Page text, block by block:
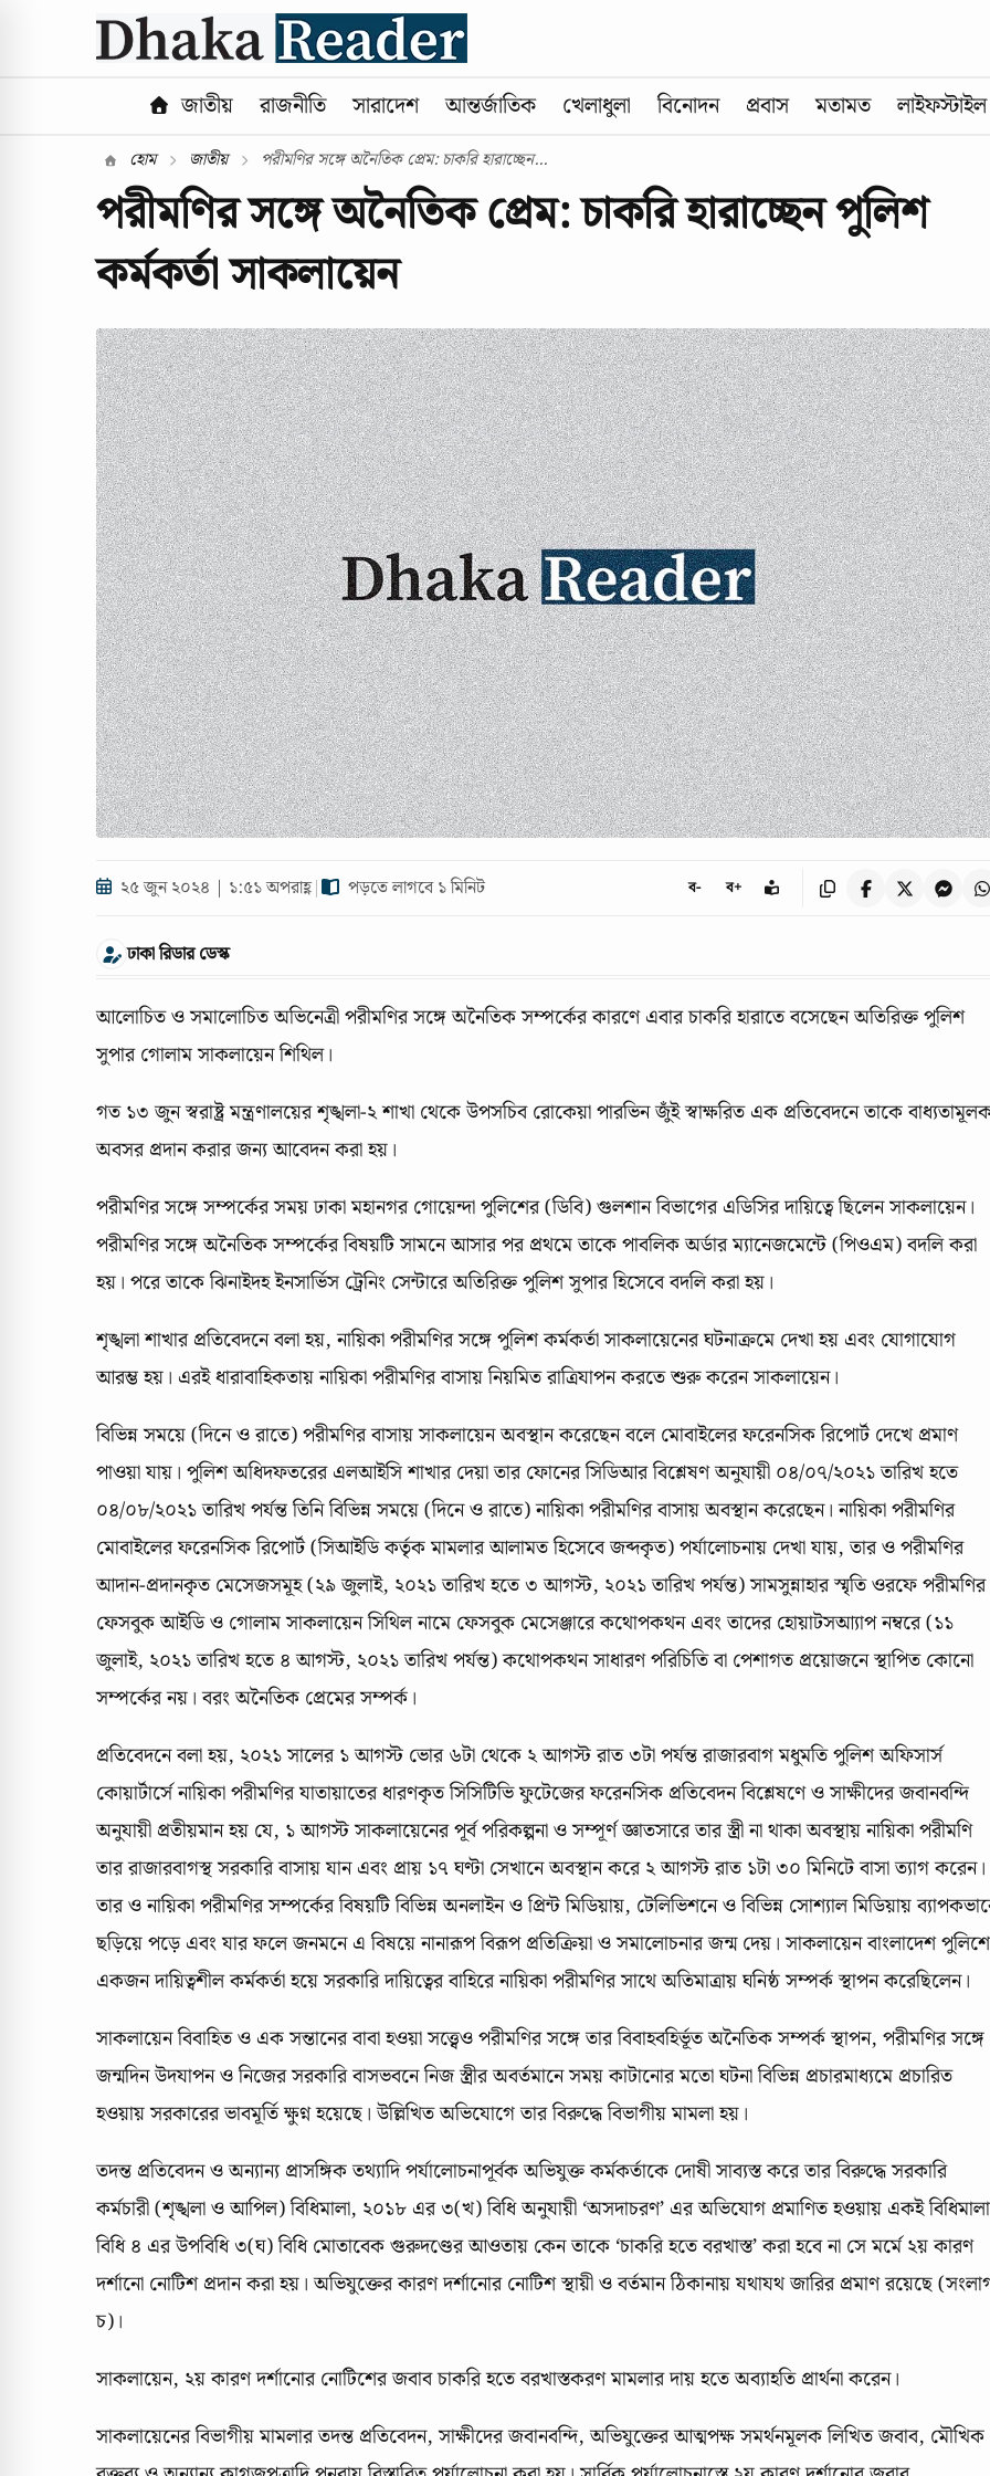
জাতীয় রাজনীতি সারাদেশ আন্তর্জাতিক খেলাধুলা বিনোদন প্রবাস মতামত লাইফস্টাইল
হোম জাতীয় পরীমণির সঙ্গে অনৈতিক প্রেম: চাকরি হারাচ্ছেন...
পরীমণির সঙ্গে অনৈতিক প্রেম: চাকরি হারাচ্ছেন পুলিশ
কর্মকর্তা সাকলায়েন
২৫ জুন ২০২৪ | ১:৫১ অপরাহ্ণ| পড়তে লাগবে ১ মিনিট ব- ব+
ঢাকা রিডার ডেস্ক
আলোচিত ও সমালোচিত অভিনেত্রী পরীমণির সঙ্গে অনৈতিক সম্পর্কের কারণে এবার চাকরি হারাতে বসেছেন অতিরিক্ত পুলিশ
সুপার গোলাম সাকলায়েন শিথিল।
গত ১৩ জুন স্বরাষ্ট্র মন্ত্রণালয়ের শৃঙ্খলা-২ শাখা থেকে উপসচিব রোকেয়া পারভিন জুঁই স্বাক্ষরিত এক প্রতিবেদনে তাকে
অবসর প্রদান করার জন্য আবেদন করা হয়।
পরীমণির সঙ্গে সম্পর্কের সময় ঢাকা মহানগর গোয়েন্দা পুলিশের (ডিবি) গুলশান বিভাগের এডিসির দায়িত্বে ছিলেন সাকলায়েন।
পরীমণির সঙ্গে অনৈতিক সম্পর্কের বিষয়টি সামনে আসার পর প্রথমে তাকে পাবলিক অর্ডার ম্যানেজমেন্টে (পিওএম) বদলি করা
হয়। পরে তাকে ঝিনাইদহ ইনসার্ভিস ট্রেনিং সেন্টারে অতিরিক্ত পুলিশ সুপার হিসেবে বদলি করা হয়।
শৃঙ্খলা শাখার প্রতিবেদনে বলা হয়, নায়িকা পরীমণির সঙ্গে পুলিশ কর্মকর্তা সাকলায়েনের ঘটনাক্রমে দেখা হয় এবং যোগাযোগ
আরম্ভ হয়। এরই ধারাবাহিকতায় নায়িকা পরীমণির বাসায় নিয়মিত রাত্রিযাপন করতে শুরু করেন সাকলায়েন।
বিভিন্ন সময়ে (দিনে ও রাতে) পরীমণির বাসায় সাকলায়েন অবস্থান করেছেন বলে মোবাইলের ফরেনসিক রিপোর্ট দেখে প্রমাণ
পাওয়া যায়। পুলিশ অধিদফতরের এলআইসি শাখার দেয়া তার ফোনের সিডিআর বিশ্লেষণ অনুযায়ী ০৪/০৭/২০২১ তারিখ হতে
০৪/০৮/২০২১ তারিখ পর্যন্ত তিনি বিভিন্ন সময়ে (দিনে ও রাতে) নায়িকা পরীমণির বাসায় অবস্থান করেছেন। নায়িকা পরীমণির
মোবাইলের ফরেনসিক রিপোর্ট (সিআইডি কর্তৃক মামলার আলামত হিসেবে জব্দকৃত) পর্যালোচনায় দেখা যায়, তার ও পরীমণির
আদান-প্রদানকৃত মেসেজসমূহ (২৯ জুলাই, ২০২১ তারিখ হতে ৩ আগস্ট, ২০২১ তারিখ পর্যন্ত) সামসুন্নাহার স্মৃতি ওরফে পরীমণির
ফেসবুক আইডি ও গোলাম সাকলায়েন সিথিল নামে ফেসবুক মেসেঞ্জারে কথোপকথন এবং তাদের হোয়াটসআ্যাপ নম্বরে (১১
জুলাই, ২০২১ তারিখ হতে ৪ আগস্ট, ২০২১ তারিখ পর্যন্ত) কথোপকথন সাধারণ পরিচিতি বা পেশাগত প্রয়োজনে স্থাপিত কোনো
সম্পর্কের নয়। বরং অনৈতিক প্রেমের সম্পর্ক।
প্রতিবেদনে বলা হয়, ২০২১ সালের ১ আগস্ট ভোর ৬টা থেকে ২ আগস্ট রাত ৩টা পর্যন্ত রাজারবাগ মধুমতি পুলিশ অফিসার্স
কোয়ার্টার্সে নায়িকা পরীমণির যাতায়াতের ধারণকৃত সিসিটিভি ফুটেজের ফরেনসিক প্রতিবেদন বিশ্লেষণে ও সাক্ষীদের জবানবন্দি
অনুযায়ী প্রতীয়মান হয় যে, ১ আগস্ট সাকলায়েনের পূর্ব পরিকল্পনা ও সম্পূর্ণ জ্ঞাতসারে তার স্ত্রী না থাকা অবস্থায় নায়িকা পরীমণি
তার রাজারবাগস্থ সরকারি বাসায় যান এবং প্রায় ১৭ ঘণ্টা সেখানে অবস্থান করে ২ আগস্ট রাত ১টা ৩০ মিনিটে বাসা ত্যাগ করেন।
তার ও নায়িকা পরীমণির সম্পর্কের বিষয়টি বিভিন্ন অনলাইন ও প্রিন্ট মিডিয়ায়, টেলিভিশনে ও বিভিন্ন সোশ্যাল মিডিয়ায়
ছড়িয়ে পড়ে এবং যার ফলে জনমনে এ বিষয়ে নানারূপ বিরূপ প্রতিক্রিয়া ও সমালোচনার জন্ম দেয়। সাকলায়েন বাংলাদেশ
একজন দায়িত্বশীল কর্মকর্তা হয়ে সরকারি দায়িত্বের বাহিরে নায়িকা পরীমণির সাথে অতিমাত্রায় ঘনিষ্ঠ সম্পর্ক স্থাপন করেছিলেন।
সাকলায়েন বিবাহিত ও এক সন্তানের বাবা হওয়া সত্ত্বেও পরীমণির সঙ্গে তার বিবাহবহির্ভূত অনৈতিক সম্পর্ক স্থাপন, পরীমণির সঙ্গে
জন্মদিন উদযাপন ও নিজের সরকারি বাসভবনে নিজ স্ত্রীর অবর্তমানে সময় কাটানোর মতো ঘটনা বিভিন্ন প্রচারমাধ্যমে প্রচারিত
হওয়ায় সরকারের ভাবমূর্তি ক্ষুণ্ন হয়েছে। উল্লিখিত অভিযোগে তার বিরুদ্ধে বিভাগীয় মামলা হয়।
তদন্ত প্রতিবেদন ও অন্যান্য প্রাসঙ্গিক তথ্যাদি পর্যালোচনাপূর্বক অভিযুক্ত কর্মকর্তাকে দোষী সাব্যস্ত করে তার বিরুদ্ধে সরকারি
কর্মচারী (শৃঙ্খলা ও আপিল) বিধিমালা, ২০১৮ এর ৩(খ) বিধি অনুযায়ী ‘অসদাচরণ’ এর অভিযোগ প্রমাণিত হওয়ায় একই
বিধি ৪ এর উপবিধি ৩(ঘ) বিধি মোতাবেক গুরুদণ্ডের আওতায় কেন তাকে ‘চাকরি হতে বরখাস্ত’ করা হবে না সে মর্মে ২য় কারণ
দর্শানো নোটিশ প্রদান করা হয়। অভিযুক্তের কারণ দর্শানোর নোটিশ স্থায়ী ও বর্তমান ঠিকানায় যথাযথ জারির প্রমাণ রয়েছে
চ)।
সাকলায়েন, ২য় কারণ দর্শানোর নোটিশের জবাব চাকরি হতে বরখাস্তকরণ মামলার দায় হতে অব্যাহতি প্রার্থনা করেন।
সাকলায়েনের বিভাগীয় মামলার তদন্ত প্রতিবেদন, সাক্ষীদের জবানবন্দি, অভিযুক্তের আত্মপক্ষ সমর্থনমূলক লিখিত জবাব, মৌখিক